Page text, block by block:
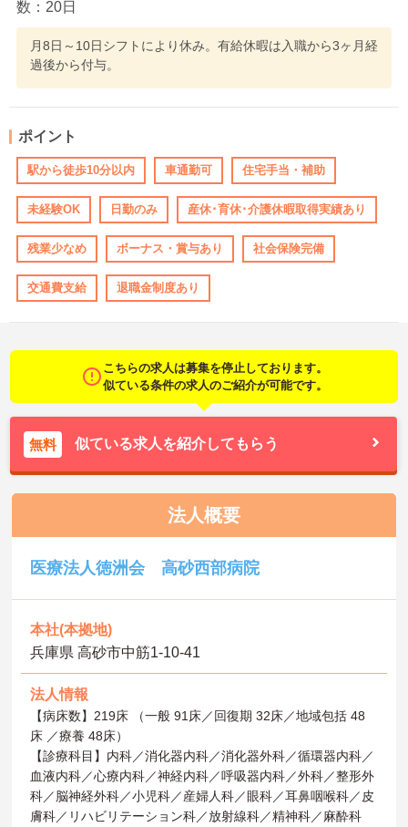
数：20日
月8日～10日シフトにより休み。有給休暇は入職から3ヶ月経
過後から付与。
ポイント
駅から徒歩10分以内 車通勤可 住宅手当・補助
未経験OK 日勤のみ 産休･育休･介護休暇取得実績あり
残業少なめ ボーナス・賞与あり 社会保険完備
交通費支給 退職金制度あり
こちらの求人は募集を停止しております。
似ている条件の求人のご紹介が可能です。
無料 似ている求人を紹介してもらう
法人概要
医療法人徳洲会 高砂西部病院
本社(本拠地)
兵庫県 高砂市中筋1-10-41
法人情報
【病床数】219床 （一般 91床／回復期 32床／地域包括 48
床 ／療養 48床）
【診療科目】内科／消化器内科／消化器外科／循環器内科／
血液内科／心療内科／神経内科／呼吸器内科／外科／整形外
科／脳神経外科／小児科／産婦人科／眼科／耳鼻咽喉科／皮
膚科／リハビリテーション科／放射線科／精神科／麻酔科